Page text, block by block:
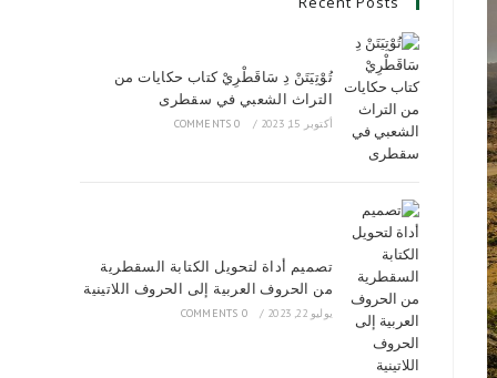
تُوْتِيَتَنْ دِ سَاقَطْرِيْ كتاب حكايات من
التراث الشعبي في سقطرى
أكتوبر 15, 2023 /
0 COMMENTS
تصميم أداة لتحويل الكتابة السقطرية
من الحروف العربية إلى الحروف اللاتينية
يوليو 22, 2023 /
0 COMMENTS